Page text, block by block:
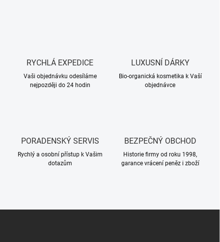
RYCHLÁ EXPEDICE
Vaši objednávku odesíláme
nejpozději do 24 hodin
LUXUSNÍ DÁRKY
Bio-organická kosmetika k Vaší
objednávce
PORADENSKÝ SERVIS
Rychlý a osobní přístup k Vašim
dotazům
BEZPEČNÝ OBCHOD
Historie firmy od roku 1998,
garance vrácení peněz i zboží